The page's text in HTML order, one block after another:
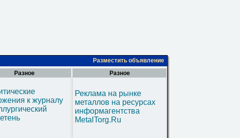
Разместить объявление
Разное
к журналу
Разное
Реклама на рынке
металлов на ресурсах
информагентства
MetalTorg.Ru